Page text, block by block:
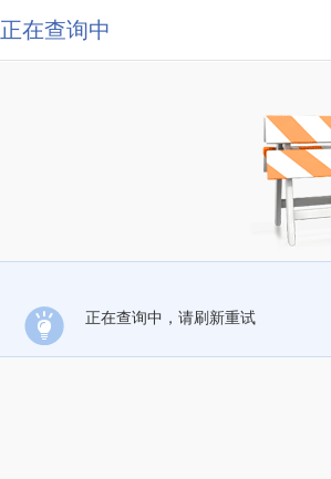
正在查询中
正在查询中，请刷新重试